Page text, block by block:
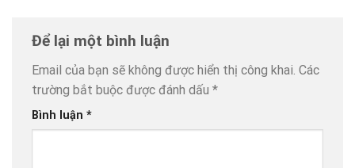
Để lại một bình luận
Email của bạn sẽ không được hiển thị công khai. Các
trường bắt buộc được đánh dấu *
Bình luận *